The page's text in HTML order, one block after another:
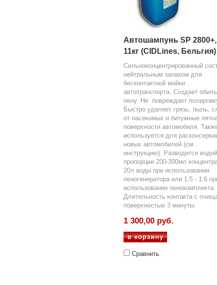
Автошампунь SP 2800+,
11кг (CIDLines, Бельгия)
Сильноконцентрированный
нейтральным запахом для
бесконтактной мойки
автотранспорта. Создает
пену. Не повреждает
Быстро удаляет грязь, пыль,
от насекомых и битумные
поверхности автомобиля.
используется для
новых автомобилей (см.
инструкцию). Разводится
пропорции 200-300мл
20л воды при использовании
пеногенератора или 1:5 - 1:6
использовании пенокомплекта.
Длительность контакта с
поверхностью 3 минуты.
1 300,00 руб.
Сравнить